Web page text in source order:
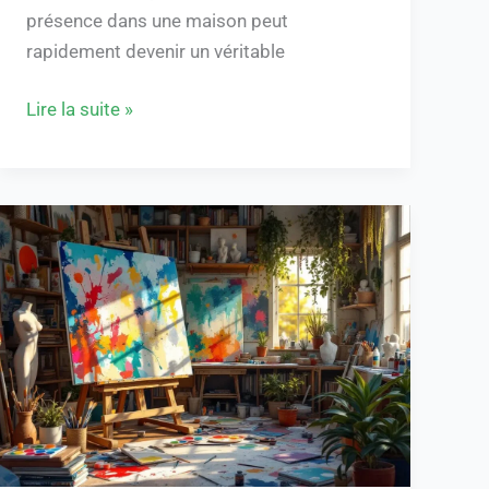
présence dans une maison peut
rapidement devenir un véritable
Lire la suite »
louis
aubert
:
parcours
et
impact
de
cet
artiste